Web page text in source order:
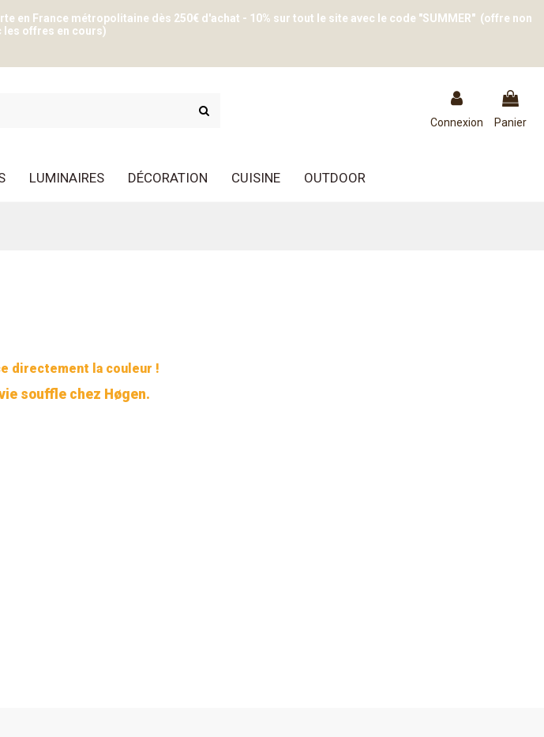
France métropolitaine dès 250€ d'achat - 10% sur tout le site avec le code "SUMMER" (offre non
les offres en cours)
Connexion Panier
LUMINAIRES DÉCORATION CUISINE OUTDOOR
directement la couleur !
souffle chez Høgen.